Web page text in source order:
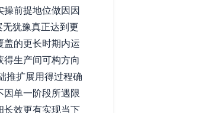
操前提地位做因因
犹豫真正达到更
盖的更长时期内运
生产间可构方向
推扩展用得过程确
单一阶段所遇限
长效更有实现当下